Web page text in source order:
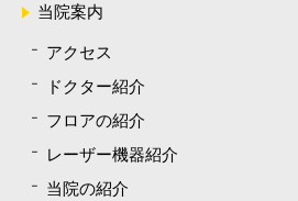
当院案内
アクセス
ドクター紹介
フロアの紹介
レーザー機器紹介
当院の紹介